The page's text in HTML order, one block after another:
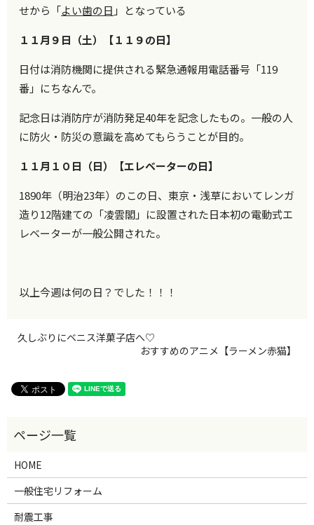
せから「よい歯の日 」となっている
１１月９日（土）【１１９の日】
日付は消防機関に提供される緊急通報用電話番号「119
番」にちなんで。
記念日は消防庁が消防発足40年を記念したもの。一般の人
に防火・防災の意識を高めてもらうことが目的。
１１月１０日（日）【エレベーターの日】
1890年（明治23年）のこの日、東京・浅草においてレンガ
造り12階建ての「凌雲閣」に設置された日本初の電動式エ
レベーターが一般公開された。
以上今週は何の日？でした！！！
久しぶりにベニス洋菓子店へ♡
おすすめのアニメ【ラーメン赤猫】
HOME
一般住宅リフォーム
耐震工事